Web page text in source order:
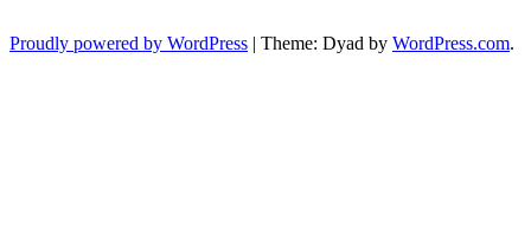
Proudly powered by WordPress | Theme: Dyad by WordPress.com.